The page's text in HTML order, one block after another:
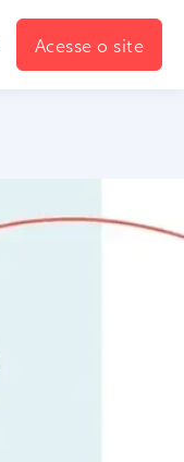
Acesse o site